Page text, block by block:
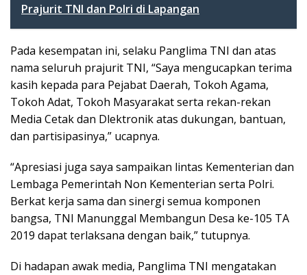
Prajurit TNI dan Polri di Lapangan
Pada kesempatan ini, selaku Panglima TNI dan atas
nama seluruh prajurit TNI, “Saya mengucapkan terima
kasih kepada para Pejabat Daerah, Tokoh Agama,
Tokoh Adat, Tokoh Masyarakat serta rekan-rekan
Media Cetak dan Dlektronik atas dukungan, bantuan,
dan partisipasinya,” ucapnya.
“Apresiasi juga saya sampaikan lintas Kementerian dan
Lembaga Pemerintah Non Kementerian serta Polri.
Berkat kerja sama dan sinergi semua komponen
bangsa, TNI Manunggal Membangun Desa ke-105 TA
2019 dapat terlaksana dengan baik,” tutupnya.
Di hadapan awak media, Panglima TNI mengatakan